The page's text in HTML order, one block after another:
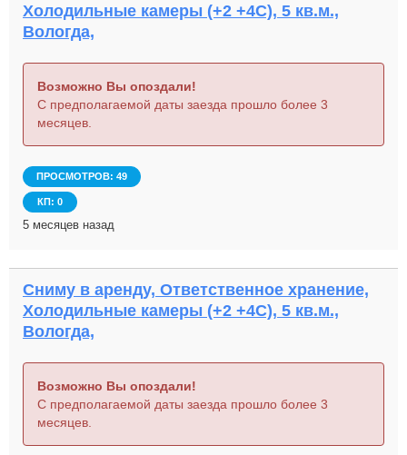
Холодильные камеры (+2 +4С), 5 кв.м.,
Вологда,
Возможно Вы опоздали!
С предполагаемой даты заезда прошло более 3
месяцев.
ПРОСМОТРОВ: 49
КП: 0
5 месяцев назад
Сниму в аренду, Ответственное хранение,
Холодильные камеры (+2 +4С), 5 кв.м.,
Вологда,
Возможно Вы опоздали!
С предполагаемой даты заезда прошло более 3
месяцев.